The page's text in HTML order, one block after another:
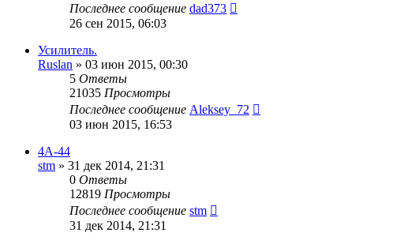
Последнее сообщение dad373
26 сен 2015, 06:03
Усилитель.
Ruslan » 03 июн 2015, 00:30
5 Ответы
21035 Просмотры
Последнее сообщение Aleksey_72
03 июн 2015, 16:53
4А-44
stm » 31 дек 2014, 21:31
0 Ответы
12819 Просмотры
Последнее сообщение stm
31 дек 2014, 21:31